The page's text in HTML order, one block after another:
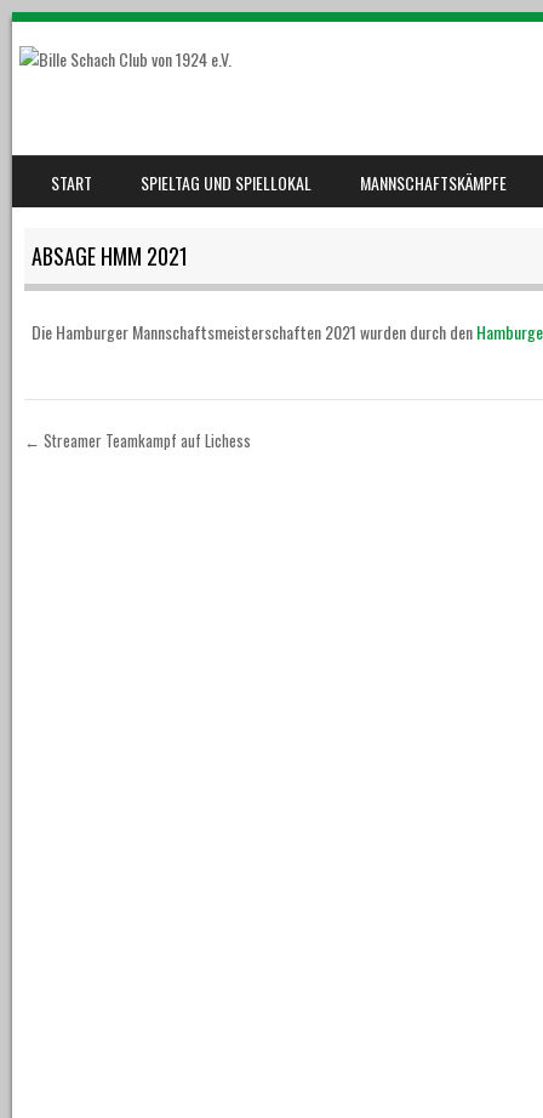
MENU
SKIP TO CONTENT
START SPIELTAG UND SPIELLOKAL MANNSCHAFTSKÄMPFE
ABSAGE HMM 2021
Die Hamburger Mannschaftsmeisterschaften 2021 wurden durch den
← Streamer Teamkampf auf Lichess